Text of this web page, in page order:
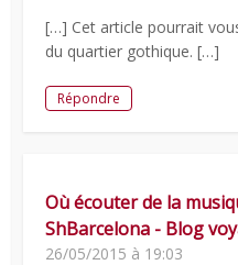
[…] Cet article pourrait
du quartier gothique. […]
Répondre
Où écouter de la
ShBarcelona - Blog
26/05/2015 à 19:03